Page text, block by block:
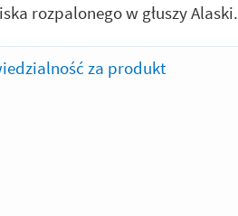
rozpalonego w głuszy Alaski.
za produkt